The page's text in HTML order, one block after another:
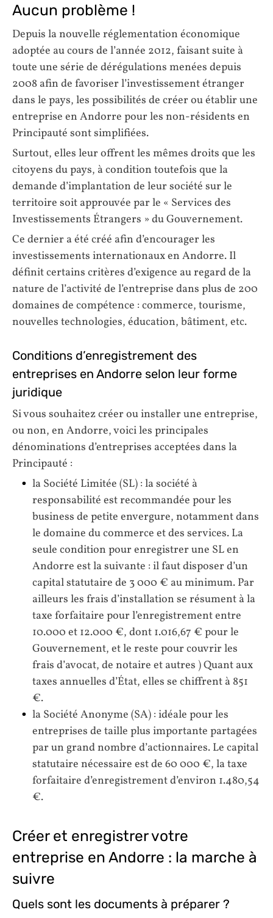
Aucun problème !
Depuis la nouvelle réglementation économique
adoptée au cours de l’année 2012, faisant suite à
toute une série de dérégulations menées depuis
2008 afin de favoriser l’investissement étranger
dans le pays, les possibilités de créer ou établir une
entreprise en Andorre pour les non-résidents en
Principauté sont simplifiées.
Surtout, elles leur offrent les mêmes droits que les
citoyens du pays, à condition toutefois que la
demande d’implantation de leur société sur le
territoire soit approuvée par le « Services des
Investissements Étrangers » du Gouvernement.
Ce dernier a été créé afin d’encourager les
investissements internationaux en Andorre. Il
définit certains critères d’exigence au regard de la
nature de l’activité de l’entreprise dans plus de 200
domaines de compétence : commerce, tourisme,
nouvelles technologies, éducation, bâtiment, etc.
Conditions d’enregistrement des
entreprises en Andorre selon leur forme
juridique
Si vous souhaitez créer ou installer une entreprise,
ou non, en Andorre, voici les principales
dénominations d’entreprises acceptées dans la
Principauté :
la Société Limitée (SL) : la société à
responsabilité est recommandée pour les
business de petite envergure, notamment dans
le domaine du commerce et des services. La
seule condition pour enregistrer une SL en
Andorre est la suivante : il faut disposer d’un
capital statutaire de 3 000 € au minimum. Par
ailleurs les frais d’installation se résument à la
taxe forfaitaire pour l’enregistrement entre
10.000 et 12.000 €, dont 1.016,67 € pour le
Gouvernement, et le reste pour couvrir les
frais d’avocat, de notaire et autres ) Quant aux
taxes annuelles d’État, elles se chiffrent à 851
€.
la Société Anonyme (SA) : idéale pour les
entreprises de taille plus importante partagées
par un grand nombre d’actionnaires. Le capital
statutaire nécessaire est de 60 000 €, la taxe
forfaitaire d’enregistrement d’environ 1.480,54
€.
Créer et enregistrer votre
entreprise en Andorre : la marche à
suivre
Quels sont les documents à préparer ?